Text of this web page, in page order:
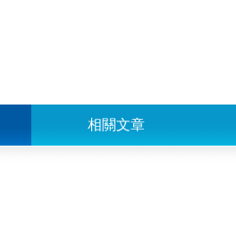
相關文章